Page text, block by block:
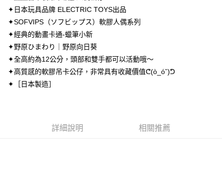
１．簡單：不需註冊會員、不需綁卡、不需儲值。
２．便利：只要手機號碼，簡訊認證，即可結帳。
３．安心：先確認商品／服務後，再付款。
１．於結帳方式選擇「AFTEE先享後付」後，將跳轉至「AFTEE先享後付」
結帳頁面，進行簡訊認證並確認金額後，即可完成結帳。
２．訂單成立數日內，您將收到繳費通知簡訊。
３．收到繳費通知簡訊後14天內，點擊此簡訊中的連結，可透過四大超商／
ATM／網路銀行／等多元方式進行付款，方視為交易完成。
是否繳費成功／繳費後需取消欲退款等相關疑問，請聯繫「AFTEE先享後付
運送方式
全家取貨付款
每筆NT$70，滿NT$699(含以上)免運費
付款後全家取貨
每筆NT$70，滿NT$699(含以上)免運費
7-11取貨付款
✦日本玩具品牌 ELECTRIC TOYS出品
✦SOFVIPS（ソフビップス）軟膠人偶系列
✦經典的動畫卡通-蠟筆小新
✦野原ひまわり｜野原向日葵
✦全高約為12公分，頭部和雙手都可以活動哦～
✦高質感的軟膠吊卡公仔，非常具有收藏價值ᕦ(ò_óˇ)ᕤ
✦［日本製造］
詳細說明 相關推薦